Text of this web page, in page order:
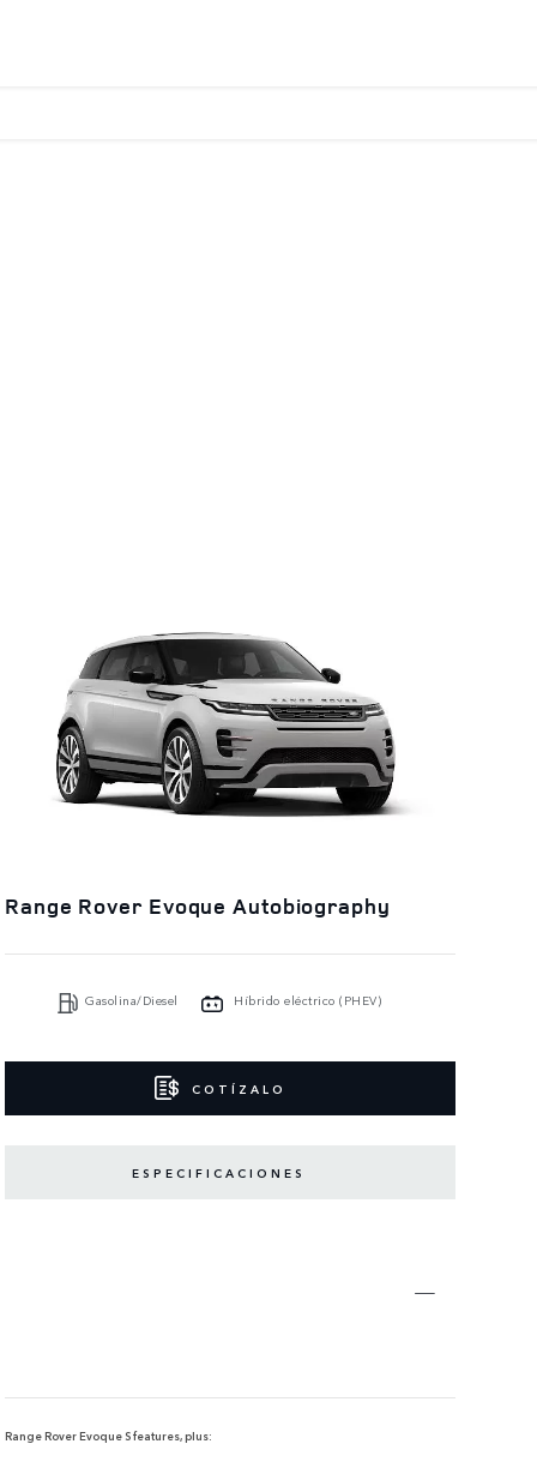
Range Rover Evoque Autobiography
Gasolina/Diesel Híbrido eléctrico (PHEV)
COTÍZALO
ESPECIFICACIONES
Range Rover Evoque S features, plus: